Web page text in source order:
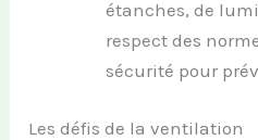
étanches, de
respect des
sécurité pour
Les défis de la ventilation